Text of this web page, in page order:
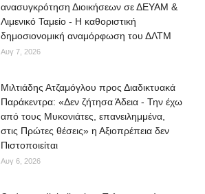
ανασυγκρότηση Διοικήσεων σε ΔΕΥΑΜ &
Λιμενικό Ταμείο - Η καθοριστική
δημοσιονομική αναμόρφωση του ΔΛΤΜ
Αυγ 7, 2026
Μιλτιάδης Ατζαμόγλου προς Διαδικτυακά
Παράκεντρα: «Δεν ζήτησα Άδεια - Την έχω
από τους Μυκονιάτες, επανειλημμένα,
στις Πρώτες θέσεις» η Αξιοπρέπεια δεν
Πιστοποιείται
Αυγ 6, 2026